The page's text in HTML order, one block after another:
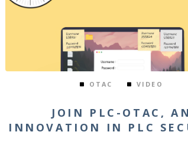
OTAC VIDEO
JOIN PLC-OTAC, AN
INNOVATION IN PLC